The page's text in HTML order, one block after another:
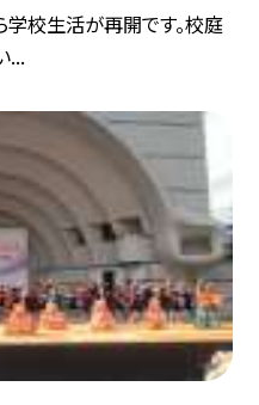
校生活が再開です。校庭
...